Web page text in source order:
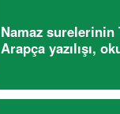
Namaz surelerinin
Arapça yazılışı,